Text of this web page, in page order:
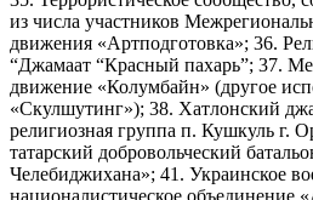
из числа участников
движения «Артподготовка»; 36.
“Джамаат “Красный пахарь”; 37.
движение «Колумбайн» (другое
«Скулшутинг»); 38. Хатлонский
религиозная группа п. Кушкуль г.
татарский добровольческий
Челебиджихана»; 41. Украинское
националистическое объединение